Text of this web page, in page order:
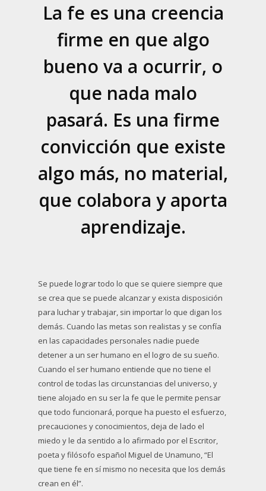
La fe es una creencia
firme en que algo
bueno va a ocurrir, o
que nada malo
pasará. Es una firme
convicción que existe
algo más, no material,
que colabora y aporta
aprendizaje.
Se puede lograr todo lo que se quiere siempre que
se crea que se puede alcanzar y exista disposición
para luchar y trabajar, sin importar lo que digan los
demás. Cuando las metas son realistas y se confía
en las capacidades personales nadie puede
detener a un ser humano en el logro de su sueño.
Cuando el ser humano entiende que no tiene el
control de todas las circunstancias del universo, y
tiene alojado en su ser la fe que le permite pensar
que todo funcionará, porque ha puesto el esfuerzo,
precauciones y conocimientos, deja de lado el
miedo y le da sentido a lo afirmado por el Escritor,
poeta y filósofo español Miguel de Unamuno, “El
que tiene fe en sí mismo no necesita que los demás
crean en él”.